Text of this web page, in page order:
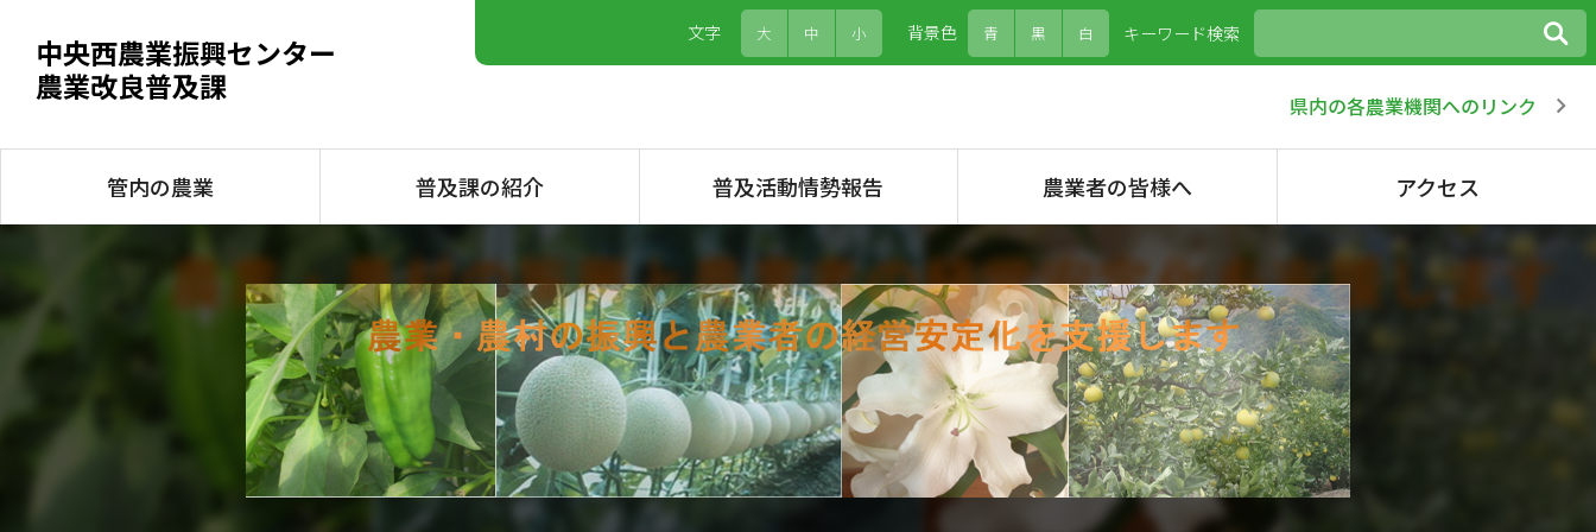
中央西農業振興センター
農業改良普及課
キーワード検索
背景色 青 黒 白
文字 大 中 小
県内の各農業機関へのリンク
管内の農業 普及課の紹介 普及活動情勢報告 農業者の皆様へ アクセス